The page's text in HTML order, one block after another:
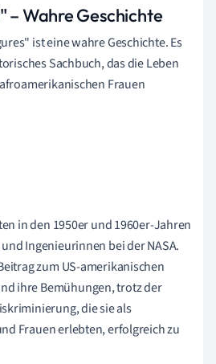
– Wahre Geschichte
ist eine wahre Geschichte.Es
Sachbuch, das die Leben
Frauen
in den 1950er und 1960er-Jahren
Ingenieurinnen bei der NASA.
zum US-amerikanischen
ihre Bemühungen, trotz der
die sie als
Frauen erlebten, erfolgreich zu